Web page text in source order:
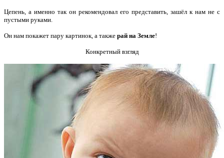
Цепень, а именно так он рекомендовал его представить, зашёл к нам не с
пустыми руками.
Он нам покажет пару картинок, а также рай на Земле!
Конкретный взгляд